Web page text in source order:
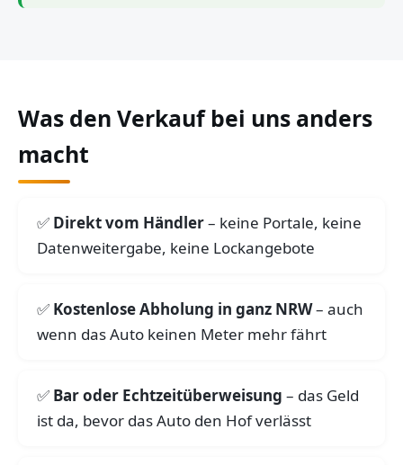
Was den Verkauf bei uns anders
macht
Direkt vom Händler– keine Portale, keine
Datenweitergabe, keine Lockangebote
Kostenlose Abholung in ganz NRW– auch
wenn das Auto keinen Meter mehr fährt
Bar oder Echtzeitüberweisung – das Geld
ist da, bevor das Auto den Hof verlässt